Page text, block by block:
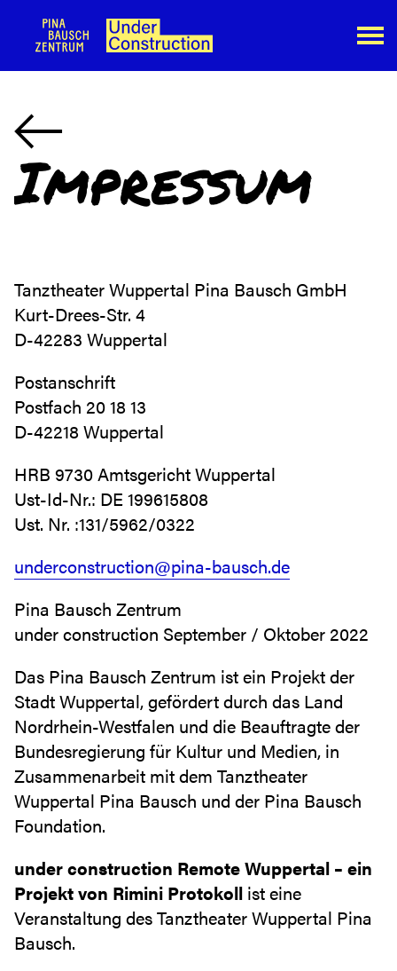
Impressum
Tanztheater Wuppertal Pina Bausch GmbH
Kurt-Drees-Str. 4
D-42283 Wuppertal
Postanschrift
Postfach 20 18 13
D-42218 Wuppertal
HRB 9730 Amtsgericht Wuppertal
Ust-Id-Nr.: DE 199615808
Ust. Nr. :131/5962/0322
underconstruction@pina-bausch.de
Pina Bausch Zentrum
under construction September / Oktober 2022
Das Pina Bausch Zentrum ist ein Projekt der
Stadt Wuppertal, gefördert durch das Land
Nordrhein-Westfalen und die Beauftragte der
Bundesregierung für Kultur und Medien, in
Zusammenarbeit mit dem Tanztheater
Wuppertal Pina Bausch und der Pina Bausch
Foundation.
under construction Remote Wuppertal – ein
Projekt von Rimini Protokoll ist eine
Veranstaltung des Tanztheater Wuppertal Pina
Bausch.